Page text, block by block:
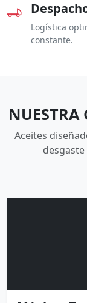
Logística
constante.
NUESTRA
Aceites